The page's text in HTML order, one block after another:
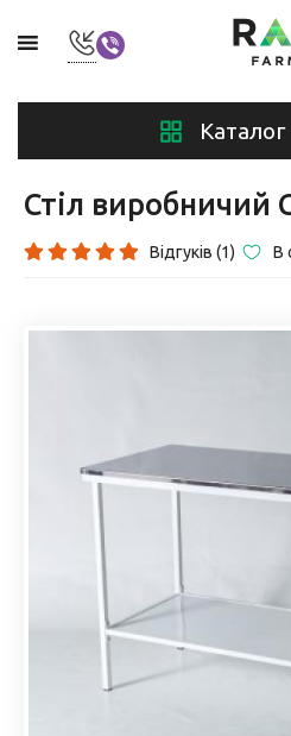
Каталог
Стіл виробничий
Відгуків (1) В